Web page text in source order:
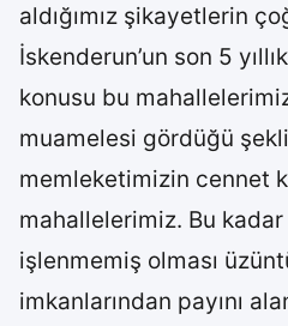
aldığımız şikayetlerin
İskenderun’un son 5
konusu bu
muamelesi gördüğü
memleketimizin cennet
mahallelerimiz. Bu
işlenmemiş olması
imkanlarından payını